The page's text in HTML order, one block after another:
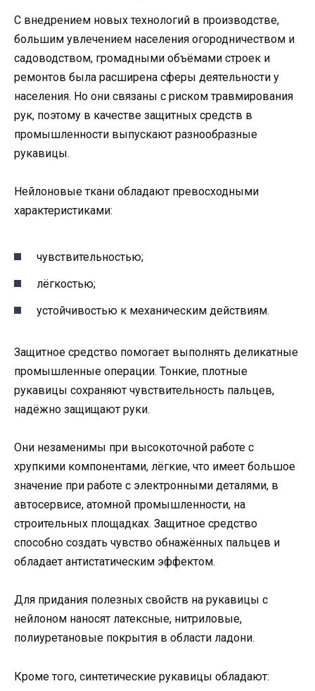
С внедрением новых технологий в производстве,
большим увлечением населения огородничеством и
садоводством, громадными объёмами строек и
ремонтов была расширена сферы деятельности у
населения. Но они связаны с риском травмирования
рук, поэтому в качестве защитных средств в
промышленности выпускают разнообразные
рукавицы.
Нейлоновые ткани обладают превосходными
характеристиками:
чувствительностью;
лёгкостью;
устойчивостью к механическим действиям.
Защитное средство помогает выполнять деликатные
промышленные операции. Тонкие, плотные
рукавицы сохраняют чувствительность пальцев,
надёжно защищают руки.
Они незаменимы при высокоточной работе с
хрупкими компонентами, лёгкие, что имеет большое
значение при работе с электронными деталями, в
автосервисе, атомной промышленности, на
строительных площадках. Защитное средство
способно создать чувство обнажённых пальцев и
обладает антистатическим эффектом.
Для придания полезных свойств на рукавицы с
нейлоном наносят латексные, нитриловые,
полиуретановые покрытия в области ладони.
Кроме того, синтетические рукавицы обладают: